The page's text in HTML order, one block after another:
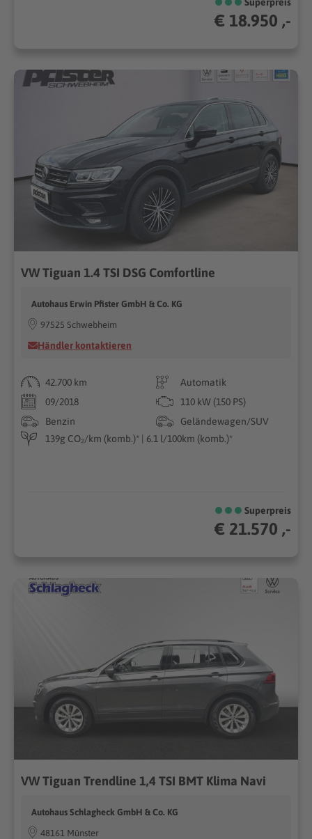
€ 18.950 ,-
VW Tiguan 1.4 TSI DSG Comfortline
Autohaus Erwin Pfister GmbH & Co. KG
97525 Schwebheim
Händler kontaktieren
42.700 km
Automatik
09/2018
110 kW (150 PS)
Benzin
Geländewagen/SUV
139g CO₂/km (komb.)* | 6.1 l/100km (komb.)*
Superpreis
€ 21.570 ,-
VW Tiguan Trendline 1,4 TSI BMT Klima Navi
Autohaus Schlagheck GmbH & Co. KG
48161 Münster